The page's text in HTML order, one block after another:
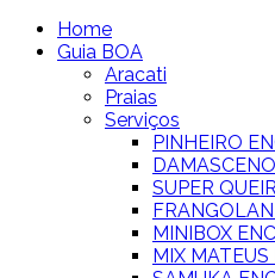
Home
Guia BOA
Aracati
Praias
Serviços
PINHEIRO
SUPER
MINIBOX
MIX